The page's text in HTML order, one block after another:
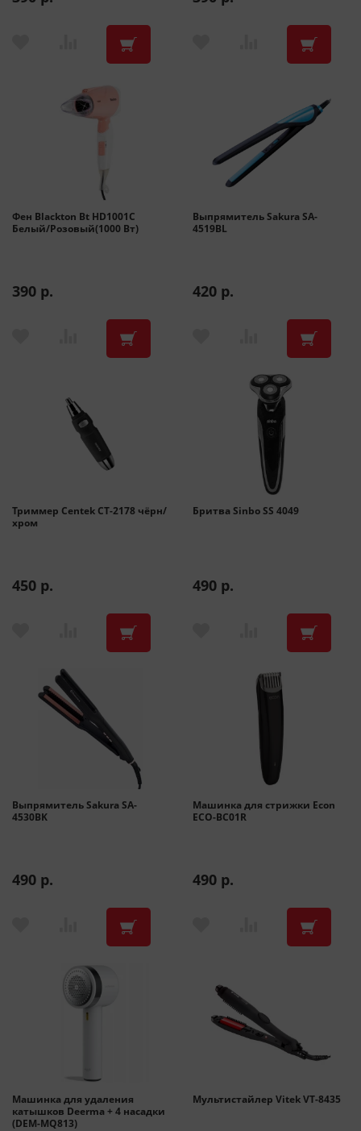
Фен Blackton Bt HD1001C
Белый/Розовый(1000 Вт)
390 р.
Выпрямитель Sakura SA-
4519BL
420 р.
Триммер Centek CT-2178 чёрн/
хром
450 р.
Бритва Sinbo SS 4049
490 р.
Выпрямитель Sakura SA-
4530BK
490 р.
Машинка для стрижки Econ
ECO-BC01R
490 р.
Машинка для удаления
катышков Deerma + 4 насадки
(DEM-MQ813)
Мультистайлер Vitek VT-8435